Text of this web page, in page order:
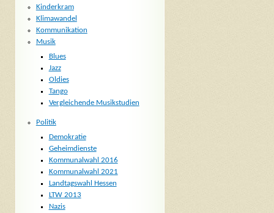
Kinderkram
Klimawandel
Kommunikation
Musik
Blues
Jazz
Oldies
Tango
Vergleichende Musikstudien
Politik
Demokratie
Geheimdienste
Kommunalwahl 2016
Kommunalwahl 2021
Landtagswahl Hessen
LTW 2013
Nazis